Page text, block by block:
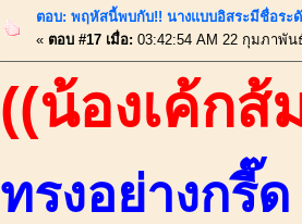
ตอบ: พฤหัสนี้พบกับ!! นางแบบอิสระมีชื่อระ
« ตอบ #17 เมื่อ: 03:42:54 AM 22 กุมภาพัน
((น้องเค้กส้
ทรงอย่างกรี๊